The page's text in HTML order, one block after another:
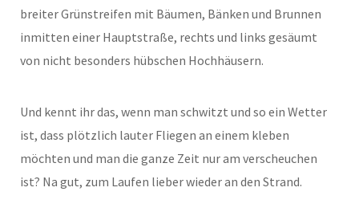
breiter Grünstreifen mit Bäumen, Bänken und Brunnen
inmitten einer Hauptstraße, rechts und links gesäumt
von nicht besonders hübschen Hochhäusern.
Und kennt ihr das, wenn man schwitzt und so ein Wetter
ist, dass plötzlich lauter Fliegen an einem kleben
möchten und man die ganze Zeit nur am verscheuchen
ist? Na gut, zum Laufen lieber wieder an den Strand.